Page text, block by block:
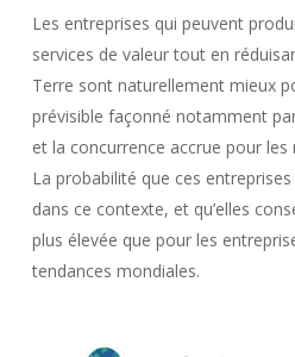
Les entreprises qui peuvent
services de valeur tout en
Terre sont naturellement mieux
prévisible façonné notamment
et la concurrence accrue pour
La probabilité que ces
dans ce contexte, et qu’elles
plus élevée que pour les
tendances mondiales.